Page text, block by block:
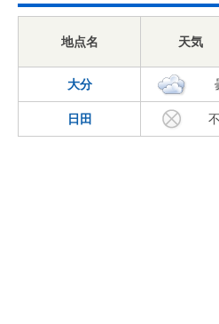
地点名 天気
大分
日田